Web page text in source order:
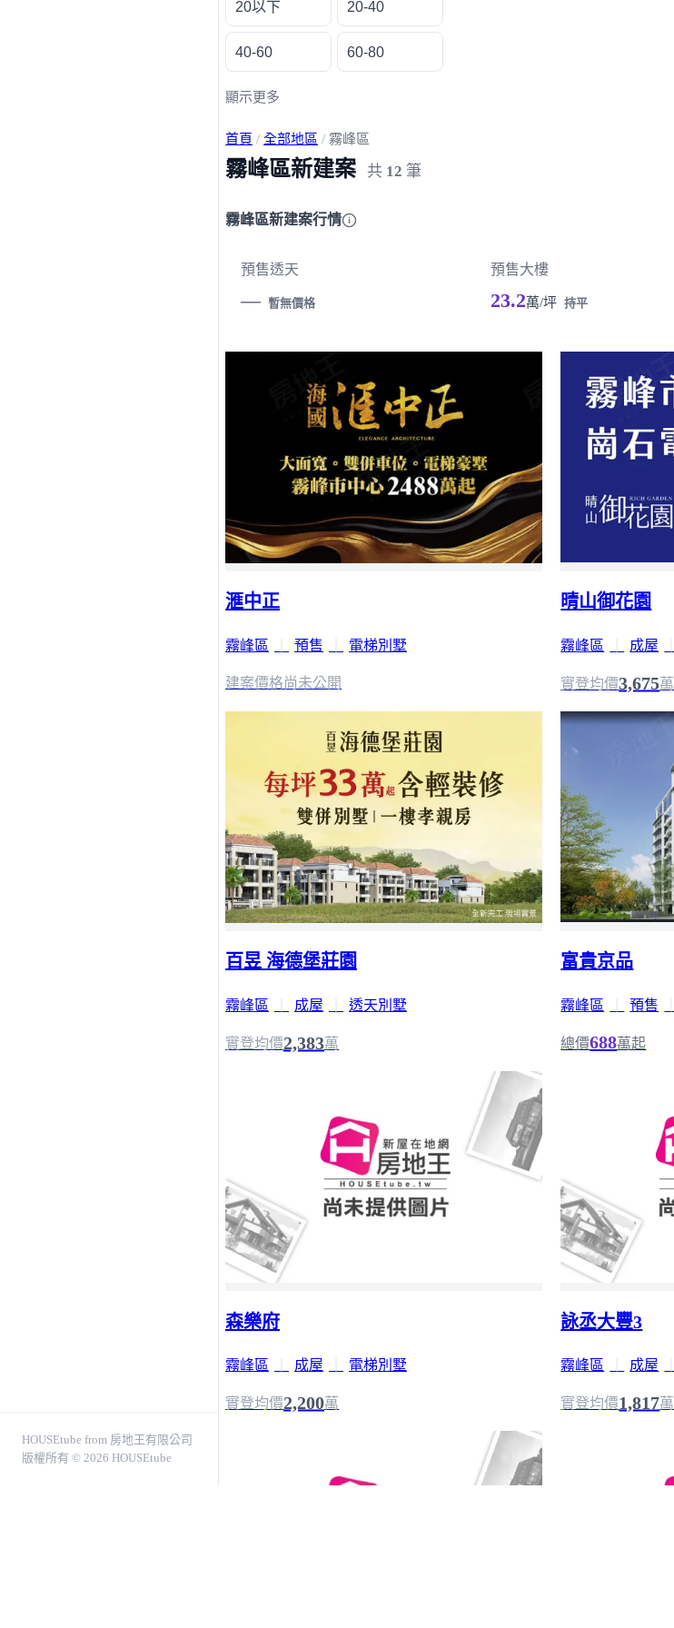
HOUSEtube from 房地王有限公司
版權所有 © 2026 HOUSEtube
20以下 20-40
40-60 60-80
顯示更多
首頁 / 全部地區 / 霧峰區
霧峰區新建案 共 12 筆
霧峰區新建案行情
預售透天
— 暫無價格
預售大樓
23.2萬/坪 持平
滙中正
霧峰區 預售 電梯別墅
建案價格尚未公開
晴山御花園
霧峰區 成屋
實登均價3,675萬
百昱 海德堡莊園
霧峰區 成屋 透天別墅
實登均價2,383萬
富貴京品
霧峰區 預售
總價688萬起
森樂府
霧峰區 成屋 電梯別墅
實登均價2,200萬
詠丞大豐3
霧峰區 成屋
實登均價1,817萬